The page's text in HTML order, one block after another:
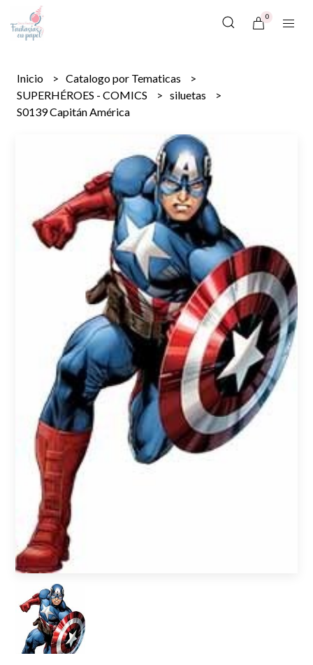
0
Inicio
Catalogo por Tematicas
SUPERHÉROES - COMICS
siluetas
S0139 Capitán América